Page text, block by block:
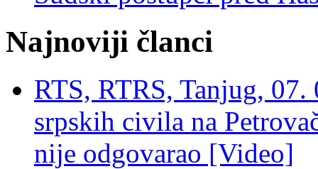
Najnoviji članci
RTS, RTRS, Tanjug,
srpskih civila na
nije odgovarao [Video]